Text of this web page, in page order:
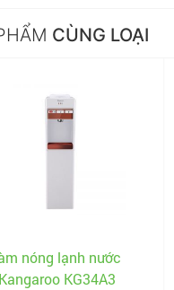
CÙNG LOẠI
nóng lạnh nước
KG34A3